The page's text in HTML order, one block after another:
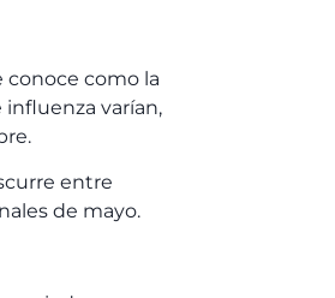
conoce como la
varían,
entre
de mayo.